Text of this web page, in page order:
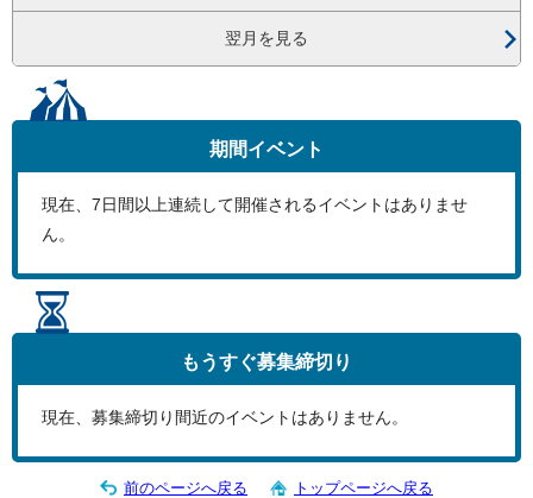
翌月を見る
期間イベント
現在、 7日間以上連続して開催されるイベントはありませ
ん。
もうすぐ募集締切り
現在、募集締切り間近のイベントはありません。
前のページへ戻る トップページへ戻る